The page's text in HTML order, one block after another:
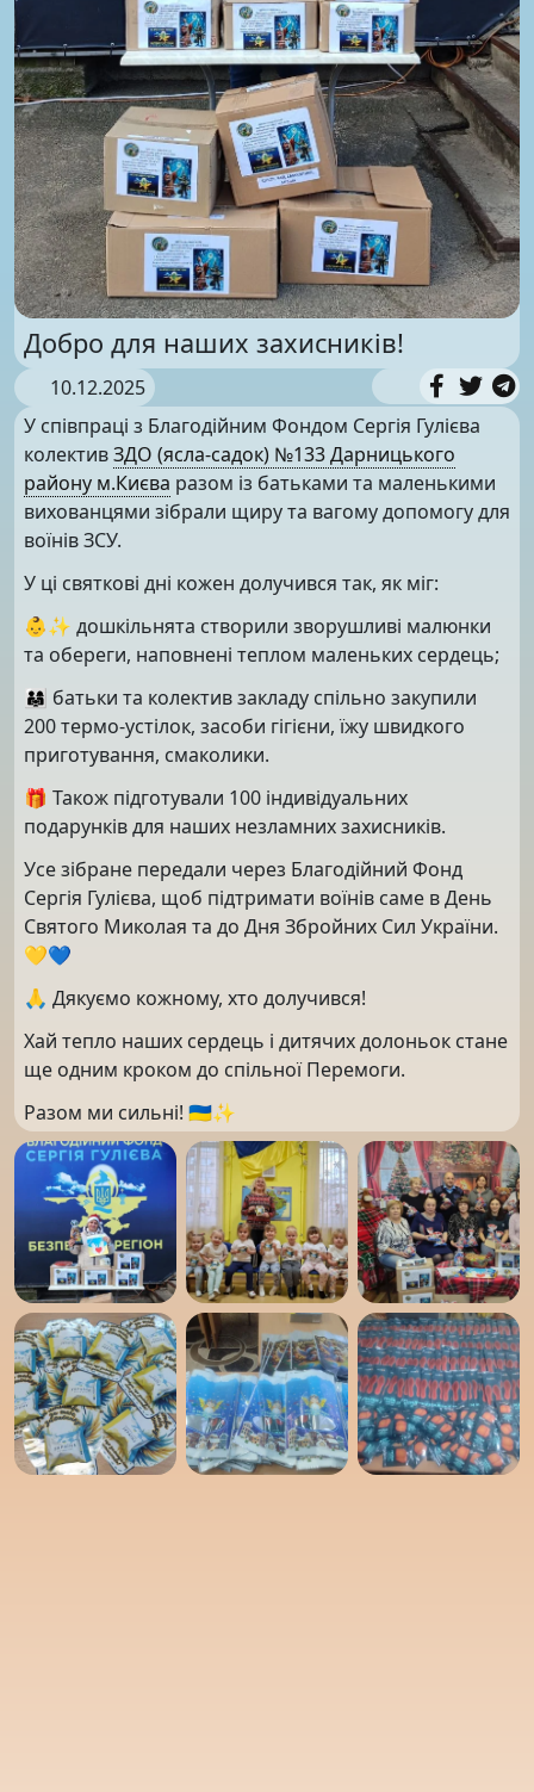
Добро для наших захисників!
10.12.2025
У співпраці з Благодійним Фондом Сергія Гулієва
колективЗДО (ясла-садок) №133 Дарницького
району м.Києва разом із батьками та маленькими
вихованцями зібрали щиру та вагому допомогу для
воїнів ЗСУ.
У ці святкові дні кожен долучився так, як міг:
👶✨ дошкільнята створили зворушливі малюнки
та обереги, наповнені теплом маленьких сердець;
👨‍👩‍👧 батьки та колектив закладу спільно закупили
200 термо-устілок, засоби гігієни, їжу швидкого
приготування, смаколики.
🎁 Також підготували 100 індивідуальних
подарунків для наших незламних захисників.
Усе зібране передали через Благодійний Фонд
Сергія Гулієва, щоб підтримати воїнів саме в День
Святого Миколая та до Дня Збройних Сил України.
💛💙
🙏 Дякуємо кожному, хто долучився!
Хай тепло наших сердець і дитячих долоньок стане
ще одним кроком до спільної Перемоги.
Разом ми сильні! 🇺🇦✨